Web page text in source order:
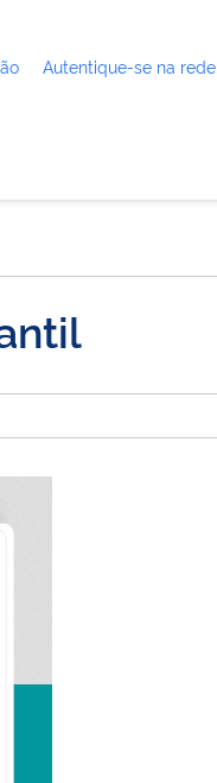
Autentique-se na rede